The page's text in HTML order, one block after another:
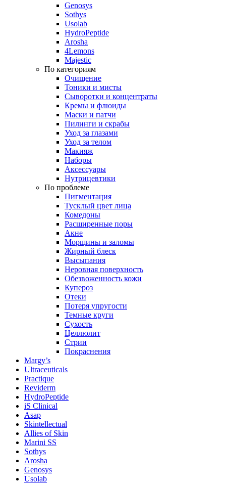
Genosys
Sothys
Usolab
HydroPeptide
Arosha
4Lemons
Majestic
По категориям
Очищение
Тоники и мисты
Сыворотки и концентраты
Кремы и флюиды
Маски и патчи
Пилинги и скрабы
Уход за глазами
Уход за телом
Макияж
Наборы
Аксессуары
Нутрицевтики
По проблеме
Пигментация
Тусклый цвет лица
Комедоны
Расширенные поры
Акне
Морщины и заломы
Жирный блеск
Высыпания
Неровная поверхность
Обезвоженность кожи
Купероз
Отеки
Потеря упругости
Темные круги
Сухость
Целлюлит
Стрии
Покраснения
Margy’s
Ultraceuticals
Practique
Reviderm
HydroPeptide
iS Clinical
Asap
Skintellectual
Allies of Skin
Marini SS
Sothys
Arosha
Genosys
Usolab